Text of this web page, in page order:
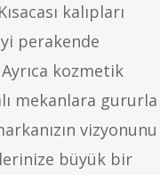
kalıpları
perakende
kozmetik
mekanlara gururla
vizyonunu
büyük bir